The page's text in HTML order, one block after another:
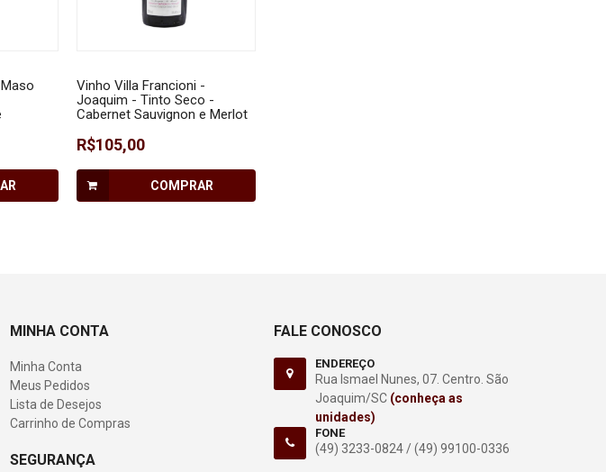
Vinho Villa Francioni -
Joaquim - Tinto Seco -
Cabernet Sauvignon e Merlot
R$105,00
COMPRAR
MINHA CONTA
Minha Conta
Meus Pedidos
Lista de Desejos
Carrinho de Compras
SEGURANÇA
FALE CONOSCO
ENDEREÇO
Rua Ismael Nunes, 07. Centro. São
Joaquim/SC (conheça as
unidades)
FONE
(49) 3233-0824 / (49) 99100-0336